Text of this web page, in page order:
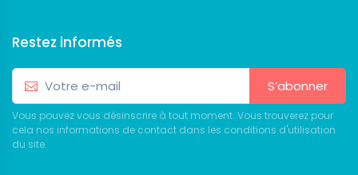
Restez informés
S’abonner
Vous pouvez vous désinscrire à tout moment. Vous trouverez pour
cela nos informations de contact dans les conditions d'utilisation
du site.